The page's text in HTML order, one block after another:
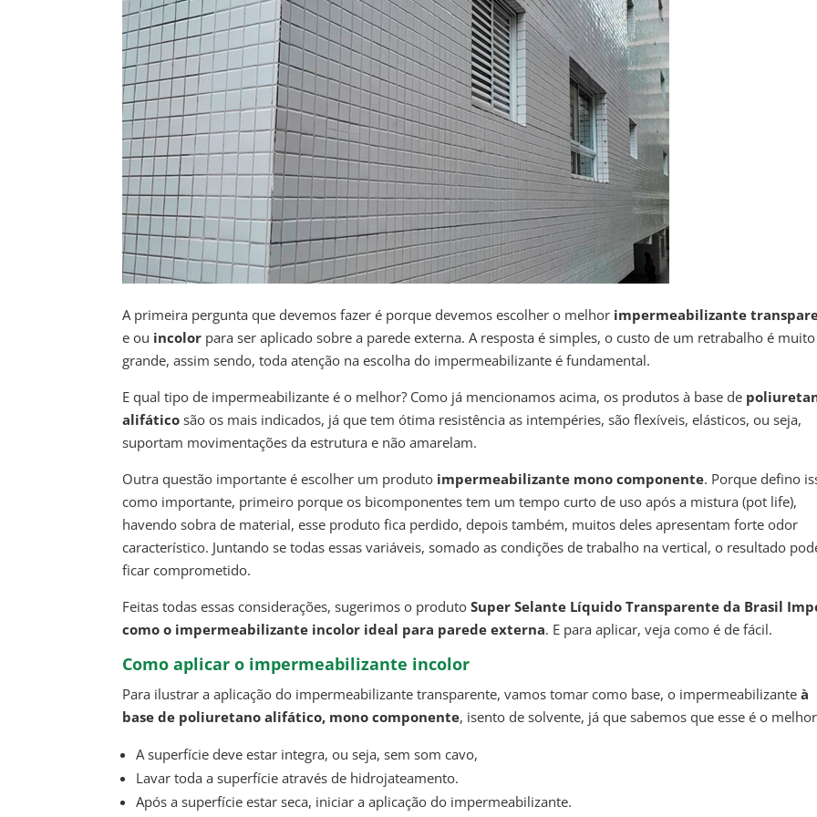
A primeira pergunta que devemos fazer é porque devemos escolher o melhor impermeabilizante
e ou incolor para ser aplicado sobre a parede externa. A resposta é simples, o custo de um retrabalho é muito
grande, assim sendo, toda atenção na escolha do impermeabilizante é fundamental.
E qual tipo de impermeabilizante é o melhor? Como já mencionamos acima, os produtos à base de
alifático são os mais indicados, já que tem ótima resistência as intempéries, são flexíveis, elásticos, ou seja,
suportam movimentações da estrutura e não amarelam.
Outra questão importante é escolher um produto impermeabilizante mono componente. Porque defino
como importante, primeiro porque os bicomponentes tem um tempo curto de uso após a mistura (pot life),
havendo sobra de material, esse produto fica perdido, depois também, muitos deles apresentam forte odor
característico. Juntando se todas essas variáveis, somado as condições de trabalho na vertical, o resultado
ficar comprometido.
Feitas todas essas considerações, sugerimos o produtoSuper Selante Líquido Transparente da Brasil
como o impermeabilizante incolor ideal para parede externa. E para aplicar, veja como é de fácil.
Como aplicar o impermeabilizante incolor
Para ilustrar a aplicação do impermeabilizante transparente, vamos tomar como base, o impermeabilizanteà
base de poliuretano alifático, mono componente, isento de solvente, já que sabemos que esse é o
A superfície deve estar integra, ou seja, sem som cavo,
Lavar toda a superfície através de hidrojateamento.
Após a superfície estar seca, iniciar a aplicação do impermeabilizante.